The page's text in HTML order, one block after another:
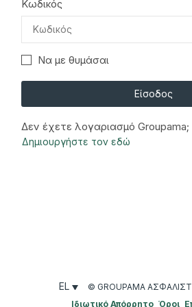
Κωδικός
Να με θυμάσαι
Είσοδος
Δεν έχετε λογαριασμό Groupama;
Δημιουργήστε τον εδώ
EL
© GROUPAMA
Ιδιωτικό Απόρρητο Όροι